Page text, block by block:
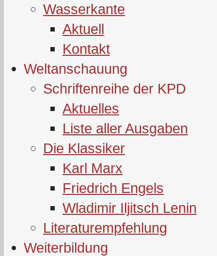
Wasserkante
Aktuell
Kontakt
Weltanschauung
Schriftenreihe der KPD
Aktuelles
Liste aller Ausgaben
Die Klassiker
Karl Marx
Friedrich Engels
Wladimir Iljitsch Lenin
Literaturempfehlung
Weiterbildung